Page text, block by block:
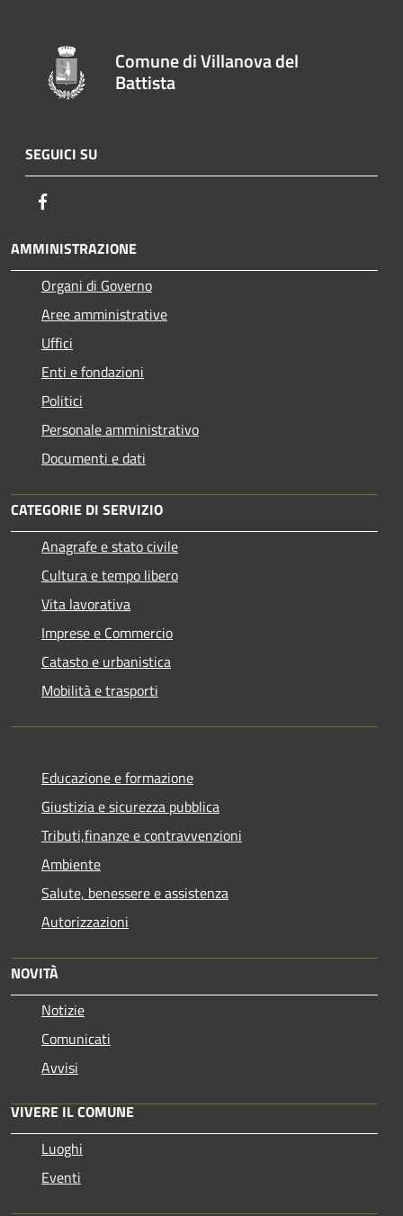
Comune di Villanova del
Battista
SEGUICI SU
AMMINISTRAZIONE
Organi di Governo
Aree amministrative
Uffici
Enti e fondazioni
Politici
Personale amministrativo
Documenti e dati
CATEGORIE DI SERVIZIO
Anagrafe e stato civile
Cultura e tempo libero
Vita lavorativa
Imprese e Commercio
Catasto e urbanistica
Mobilità e trasporti
Educazione e formazione
Giustizia e sicurezza pubblica
Tributi,finanze e contravvenzioni
Ambiente
Salute, benessere e assistenza
Autorizzazioni
NOVITÀ
Notizie
Comunicati
Avvisi
VIVERE IL COMUNE
Luoghi
Eventi